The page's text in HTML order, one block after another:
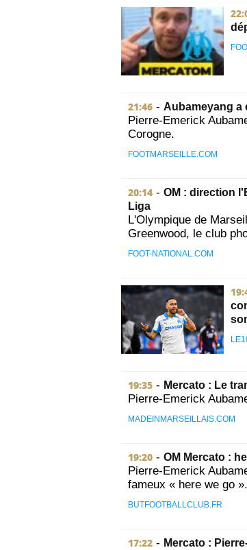
21:46 - Aubameyang a
Pierre-Emerick
Corogne.
FOOTMARSEILLE.COM
20:14 - OM : direction
Liga
L'Olympique de
Greenwood, le club
FOOT-NATIONAL.COM
19:35 - Mercato : Le
Pierre-Emerick
MADEINMARSEILLAIS.COM
19:20 - OM Mercato :
Pierre-Emerick
fameux « here we go
BUTFOOTBALLCLUB.FR
17:22 - Mercato :